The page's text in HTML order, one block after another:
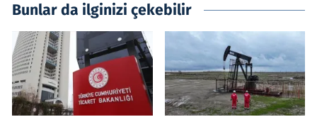
Bunlar da ilginizi çekebilir